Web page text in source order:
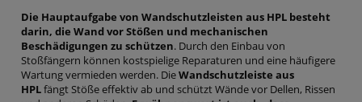
Die Hauptaufgabe von Wandschutzleisten aus HPL besteht
darin, die Wand vor Stößen und mechanischen
Beschädigungen zu schützen. Durch den Einbau von
Stoßfängern können kostspielige Reparaturen und eine häufigere
Wartung vermieden werden. DieWandschutzleiste aus
HPLfängt Stöße effektiv ab und schützt Wände vor Dellen, Rissen